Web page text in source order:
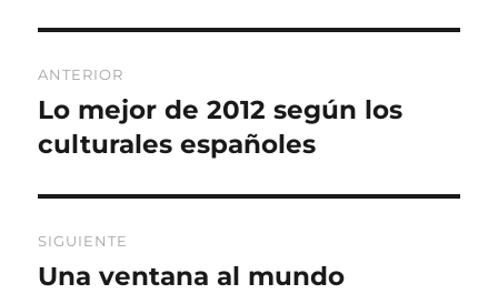
de
entradas
ANTERIOR
Entrada
anterior:
Lo mejor de 2012 según los
culturales españoles
SIGUIENTE
Entrada
Una ventana al mundo